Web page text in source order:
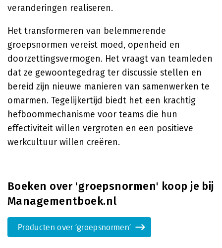
veranderingen realiseren.
Het transformeren van belemmerende
groepsnormen vereist moed, openheid en
doorzettingsvermogen. Het vraagt van teamleden
dat ze gewoontegedrag ter discussie stellen en
bereid zijn nieuwe manieren van samenwerken te
omarmen. Tegelijkertijd biedt het een krachtig
hefboommechanisme voor teams die hun
effectiviteit willen vergroten en een positieve
werkcultuur willen creëren.
Boeken over 'groepsnormen' koop je bij
Managementboek.nl
Producten over 'groepsnormen'